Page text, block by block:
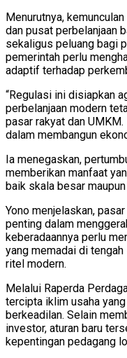
Menurutnya,
dan pusat perbelanjaan
sekaligus peluang bagi
pemerintah perlu
adaptif terhadap
“Regulasi ini disiapkan
perbelanjaan modern
pasar rakyat dan
dalam membangun
Ia menegaskan,
memberikan manfaat
baik skala besar
Yono menjelaskan,
penting dalam
keberadaannya perlu
yang memadai di
ritel modern.
Melalui Raperda
tercipta iklim usaha
berkeadilan. Selain
investor, aturan baru
kepentingan pedagang